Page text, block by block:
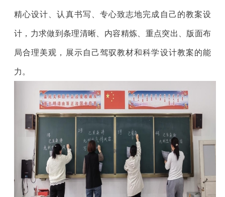
精心设计、认真书写、专心致志地完成自己的教案设
计，力求做到条理清晰、内容精炼、重点突出、版面布
局合理美观，展示自己驾驭教材和科学设计教案的能
力。